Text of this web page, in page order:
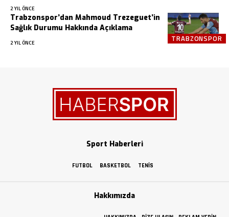
2 YIL ÖNCE
TRABZONSPOR
Trabzonspor’dan Mahmoud Trezeguet’in
Sağlık Durumu Hakkında Açıklama
2 YIL ÖNCE
Sport Haberleri
FUTBOL BASKETBOL TENIS
Hakkımızda